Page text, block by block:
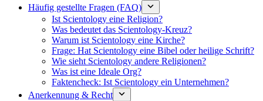
Häufig gestellte Fragen (FAQ)
Ist Scientology eine Religion?
Was bedeutet das Scientology-Kreuz?
Warum ist Scientology eine Kirche?
Frage: Hat Scientology eine Bibel oder heilige Schrift?
Wie sieht Scientology andere Religionen?
Was ist eine Ideale Org?
Faktencheck: Ist Scientology ein Unternehmen?
Anerkennung & Recht